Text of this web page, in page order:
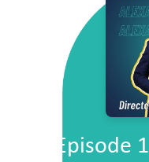
Episode 1